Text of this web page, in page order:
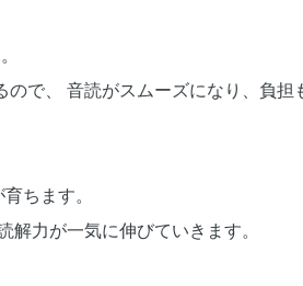
で、 音読がスムーズになり、負担
ちます。
力が一気に伸びていきます。